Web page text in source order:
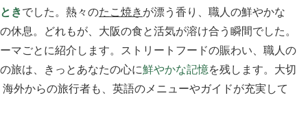
きでした。熱々のたこ焼き が漂う香り、職人の鮮やかな
休息。どれもが、大阪の食と活気が溶け合う瞬間でした。
マごとに紹介します。ストリートフードの賑わい、職人の
旅は、きっとあなたの心に鮮やかな記憶を残します。大切
外からの旅行者も、英語のメニューやガイドが充実して